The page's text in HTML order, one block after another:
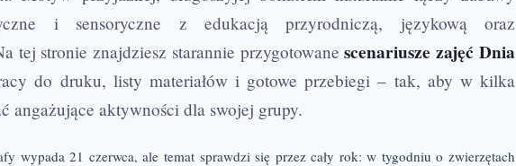
i sensoryczne z edukacją przyrodniczą, językową oraz
tej stronie znajdziesz starannie przygotowanescenariusze zajęć Dnia
do druku, listy materiałów i gotowe przebiegi – tak, aby w kilka
angażujące aktywności dla swojej grupy.
wypada 21 czerwca, ale temat sprawdzi się przez cały rok: w tygodniu o zwierzętach